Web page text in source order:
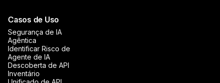
Casos de Uso
Segurança de IA
Agêntica
Identificar Risco de
Agente de IA
Descoberta de API
Inventário